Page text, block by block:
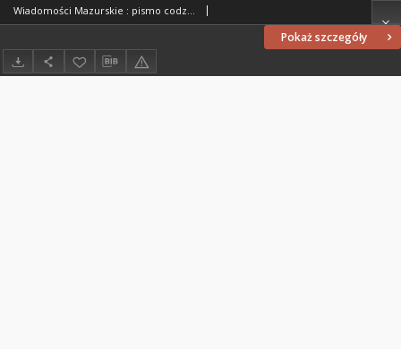
Pokaż szczegóły
Wiadomości Mazurskie : pismo codzienne. 1946 (R. 2), nr 58